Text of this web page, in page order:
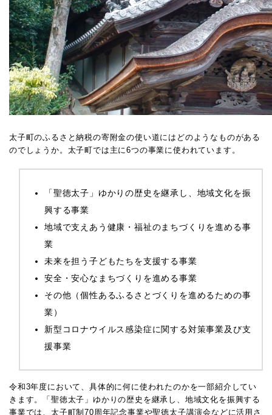
太子町のふるさと納税の寄附金の使い道にはどのようなものがある
のでしょうか。太子町では主に6つの事業に使われています。
「聖徳太子」ゆかりの歴史を継承し、地域文化を振
興する事業
地域で支えあう健康・福祉のまちづくりを進める事
業
未来を担う子どもたちを支援する事業
安全・安心なまちづくりを進める事業
その他（個性あるふるさとづくりを進めるための事
業）
新型コロナウイルス感染症に関する対策事業及び支
援事業
令和3年度において、具体的に何に使われたのかを一部紹介してい
きます。
「聖徳太子」ゆかりの歴史を継承し、地域文化を振興する
事業では、太子町制70周年記念事業や聖徳太子講演会などに活用さ